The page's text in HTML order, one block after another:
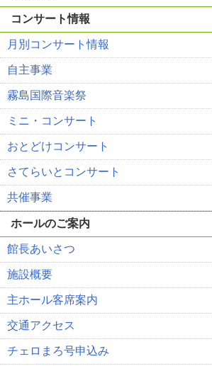
コンサート情報
月別コンサート情報
自主事業
霧島国際音楽祭
ミニ・コンサート
おとどけコンサート
さてらいとコンサート
共催事業
ホールのご案内
館長あいさつ
施設概要
主ホール客席案内
交通アクセス
チェロまろ号申込み